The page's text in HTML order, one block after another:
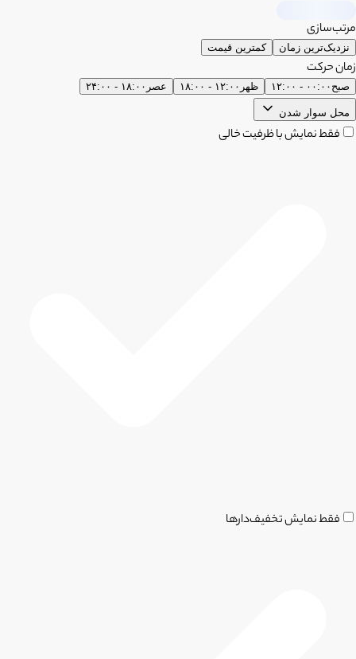
مرتب‌سازی
نزدیک‌ترین زمان کمترین قیمت
زمان حرکت
صبح ۰۰:۰۰ - ۱۲:۰۰ ظهر ۱۲:۰۰ - ۱۸:۰۰ عصر ۱۸:۰۰ - ۲۴:۰۰
محل سوار شدن
فقط نمایش با ظرفیت خالی
فقط نمایش تخفیف‌دارها